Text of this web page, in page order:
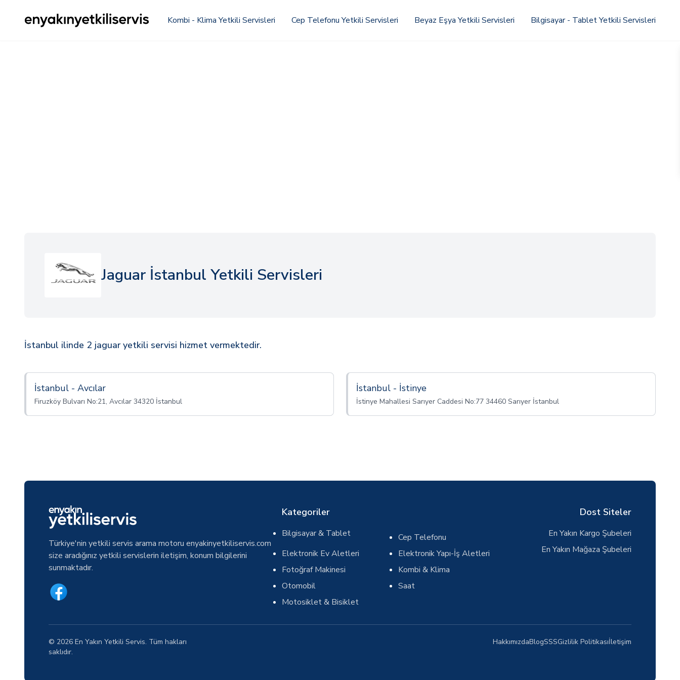
Kombi - Klima Yetkili Servisleri Cep Telefonu Yetkili Servisleri Beyaz Eşya Yetkili Servisleri Bilgisayar - Tablet Yetkili Servisleri
Jaguar İstanbul Yetkili Servisleri
İstanbul ilinde 2 jaguar yetkili servisi hizmet vermektedir.
İstanbul - Avcılar
Firuzköy Bulvarı No:21, Avcılar 34320 İstanbul
İstanbul - İstinye
İstinye Mahallesi Sarıyer Caddesi No:77 34460 Sarıyer İstanbul
Türkiye'nin yetkili servis arama motoru enyakinyetkiliservis.com
size aradığınız yetkili servislerin iletişim, konum bilgilerini
sunmaktadır.
Kategoriler
Bilgisayar & Tablet
Cep Telefonu
Elektronik Ev Aletleri
Elektronik Yapı-İş Aletleri
Fotoğraf Makinesi
Kombi & Klima
Otomobil
Saat
Motosiklet & Bisiklet
Dost Siteler
En Yakın Kargo Şubeleri
En Yakın Mağaza Şubeleri
© 2026 En Yakın Yetkili Servis. Tüm hakları
saklıdır.
HakkımızdaBlogSSSGizlilik Politikasıİletişim